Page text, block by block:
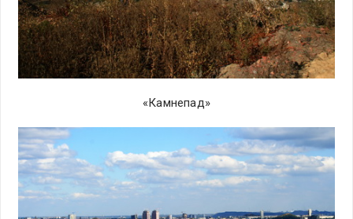
«Камнепад»